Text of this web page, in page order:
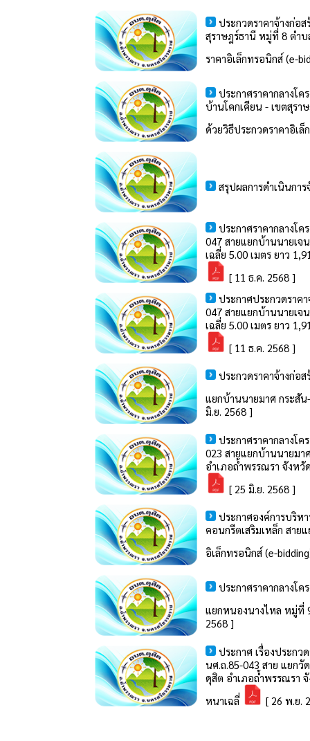
ประกวดราคาจ้างก่อ
สุราษฎร์ธานี หมู่ที่ 8 ตำ
ราคาอิเล็กทรอนิกส์ (e-
ประกาศราคากลางโค
บ้านโคกเคียน - เขตสุร
ด้วยวิธีประกวดราคาอิเ
สรุปผลการดำเนินกา
ประกาศราคากลางโ
047 สายแยกบ้านนายเ
เฉลี่ย 5.00 เมตร ยาว
[ 11 ธ.ค. 2568 ]
ประกาศประกวดราค
047 สายแยกบ้านนายเ
เฉลี่ย 5.00 เมตร ยาว
[ 11 ธ.ค. 2568 ]
ประกวดราคาจ้างก่อ
แยกบ้านนายมาศ กระสั
มิ.ย. 2568 ]
ประกาศราคากลางโ
023 สายแยกบ้านนายม
อำเภอถ้ำพรรณรา จังหวั
[ 25 มิ.ย. 2568 ]
ประกาศองค์การบริห
คอนกรีตเสริมเหล็ก สาย
อิเล็กทรอนิกส์ (e-
ประกาศราคากลางโ
แยกหนองนางไหล หมู่ที่
2568 ]
ประกาศ เรื่องประกว
นศ.ถ.85-043 สาย แยก
ดุสิต อำเภอถ้ำพรรณรา จั
หนาเฉลี่
[ 26 พ.ย.